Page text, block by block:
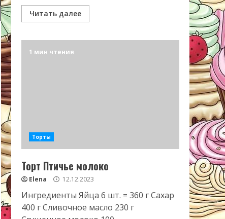
Читать далее
1 мин чтения
Торты
Торт Птичье молоко
Elena 12.12.2023
Ингредиенты Яйца 6 шт. = 360 г Сахар
400 г Сливочное масло 230 г